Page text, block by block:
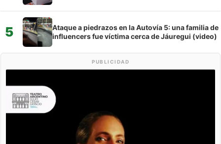
5
Ataque a piedrazos en la Autovía 5: una familia de
influencers fue víctima cerca de Jáuregui (video)
PUBLICIDAD